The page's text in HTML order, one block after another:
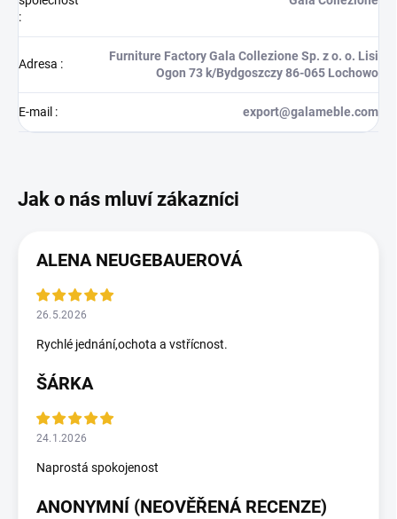
:
Adresa :
Furniture Factory Gala Collezione Sp. z o. o. Lisi
Ogon 73 k/Bydgoszczy 86-065 Lochowo
E-mail : export@galameble.com
ALENA NEUGEBAUEROVÁ
26.5.2026
Rychlé jednání,ochota a vstřícnost.
ŠÁRKA
24.1.2026
Naprostá spokojenost
ANONYMNÍ (NEOVĚŘENÁ RECENZE)